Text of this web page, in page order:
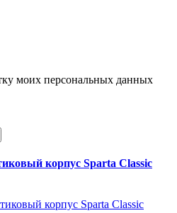
моих персональных данных
корпус Sparta Classic